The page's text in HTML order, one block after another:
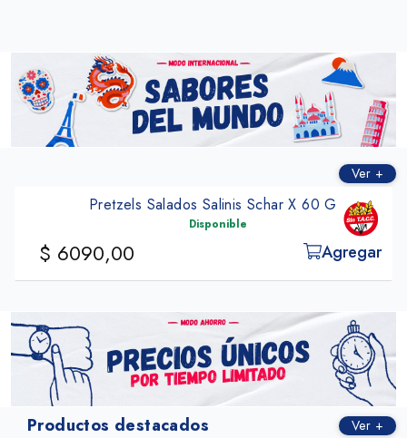
Ver +
Pretzels Salados Salinis Schar X 60 G
Disponible
$ 6090,00 Agregar
Productos destacados Ver +